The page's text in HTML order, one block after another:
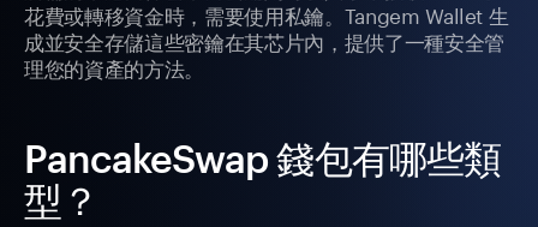
花費或轉移資金時，需要使用私鑰。Tangem Wallet 生
成並安全存儲這些密鑰在其芯片內，提供了一種安全管
理您的資產的方法。
PancakeSwap 錢包有哪些類
型？